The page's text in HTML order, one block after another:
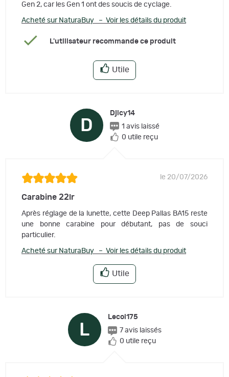
Gen 2, car les Gen 1 ont des soucis de cyclage.
Acheté sur NaturaBuy – Voir les détails du produit
L'utilisateur recommande ce produit
Utile
D
Djicy14
1 avis laissé
0 utile reçu
le 20/07/2026
Carabine 22lr
Après réglage de la lunette, cette Deep Pallas BA15 reste
une bonne carabine pour débutant, pas de souci
particulier.
Acheté sur NaturaBuy – Voir les détails du produit
Utile
L
Lecol175
7 avis laissés
0 utile reçu